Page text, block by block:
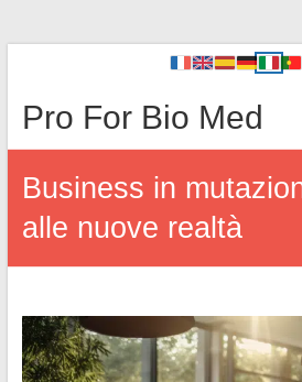
Pro For Bio Med
Business in
alle nuove realtà